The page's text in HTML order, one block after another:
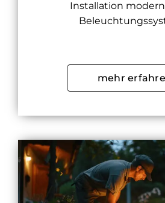
Installation
mehr